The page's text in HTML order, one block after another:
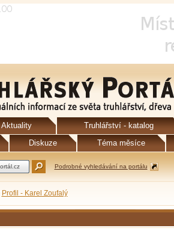
Aktuality
Truhlářství - katalog
Diskuze Téma měsíce
Podrobné vyhledávání na portálu
Profil - Karel Zoufalý